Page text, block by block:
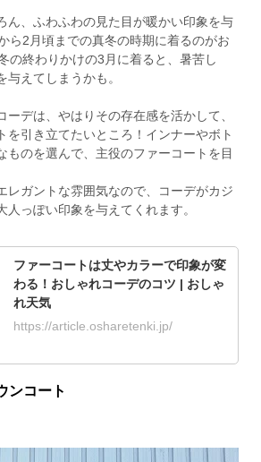
ん、ふわふわの見た目が暖かい印象を与
ら2月頃までの真冬の時期に着るのがお
の終わりかけの3月に着ると、暑苦し
与えてしまうかも。
ーデは、やはりその存在感を活かして、
を引き立てたいところ！インナーやボト
ものを選んで、主役のファーコートを目
レガントな雰囲気なので、コーデがカジ
人っぽい印象を与えてくれます。
ファーコートは丈やカラーで印象が変
わる！おしゃれコーデのコツ | おしゃ
れ天気
https://article.osharetenki.jp/
ンコート